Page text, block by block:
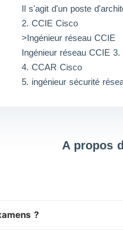
Il s'agit d'un poste
2. CCIE Cisco
>Ingénieur réseau CCIE
Ingénieur réseau CCIE
4. CCAR Cisco
5. ingénieur sécurité
A propos
?